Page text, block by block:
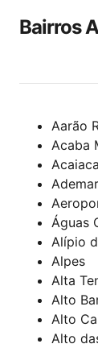
Bairros
Aarão
Acaba
Acaiaca
Águas
Alípio
Alpes
Alta
Alto
Alto
Alto